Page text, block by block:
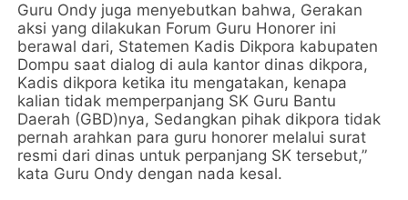
Guru Ondy juga menyebutkan bahwa, Gerakan
aksi yang dilakukan Forum Guru Honorer ini
berawal dari, Statemen Kadis Dikpora kabupaten
Dompu saat dialog di aula kantor dinas dikpora,
Kadis dikpora ketika itu mengatakan, kenapa
kalian tidak memperpanjang SK Guru Bantu
Daerah (GBD)nya, Sedangkan pihak dikpora tidak
pernah arahkan para guru honorer melalui surat
resmi dari dinas untuk perpanjang SK tersebut,”
kata Guru Ondy dengan nada kesal.